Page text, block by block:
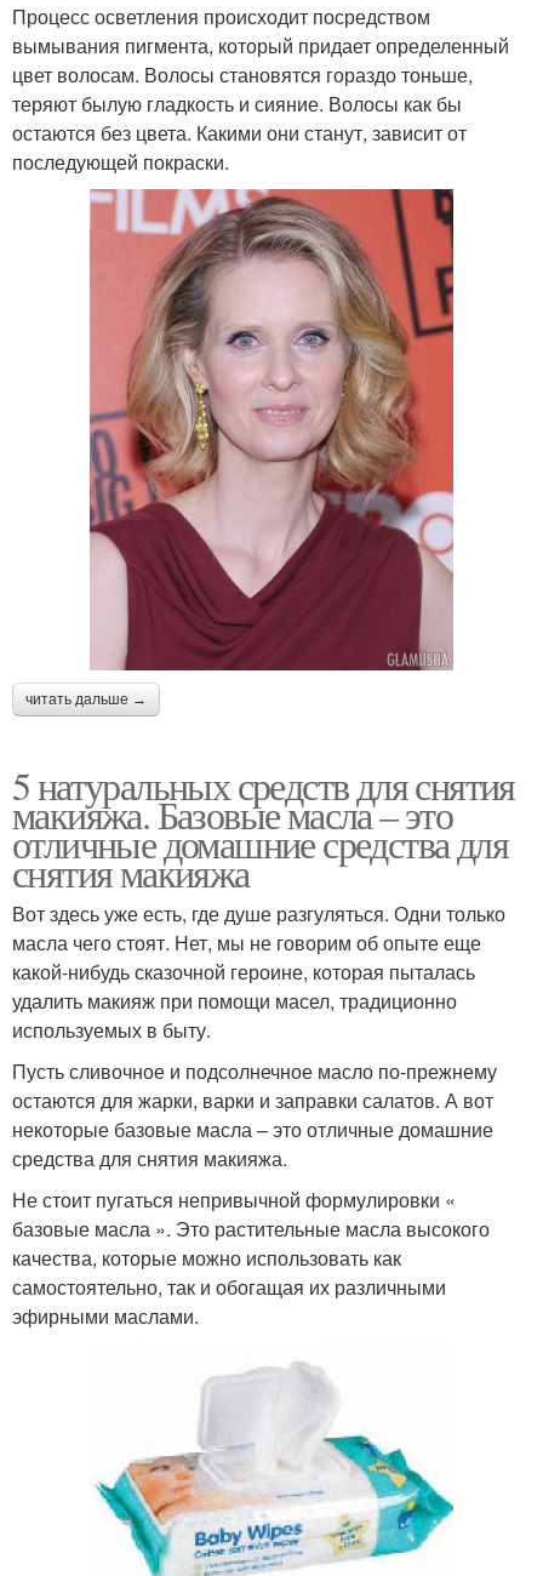
Процесс осветления происходит посредством
вымывания пигмента, который придает определенный
цвет волосам. Волосы становятся гораздо тоньше,
теряют былую гладкость и сияние. Волосы как бы
остаются без цвета. Какими они станут, зависит от
последующей покраски.
читать дальше →
5 натуральных средств для снятия
макияжа. Базовые масла – это
отличные домашние средства для
снятия макияжа
Вот здесь уже есть, где душе разгуляться. Одни только
масла чего стоят. Нет, мы не говорим об опыте еще
какой-нибудь сказочной героине, которая пыталась
удалить макияж при помощи масел, традиционно
используемых в быту.
Пусть сливочное и подсолнечное масло по-прежнему
остаются для жарки, варки и заправки салатов. А вот
некоторые базовые масла – это отличные домашние
средства для снятия макияжа.
Не стоит пугаться непривычной формулировки «
базовые масла ». Это растительные масла высокого
качества, которые можно использовать как
самостоятельно, так и обогащая их различными
эфирными маслами.